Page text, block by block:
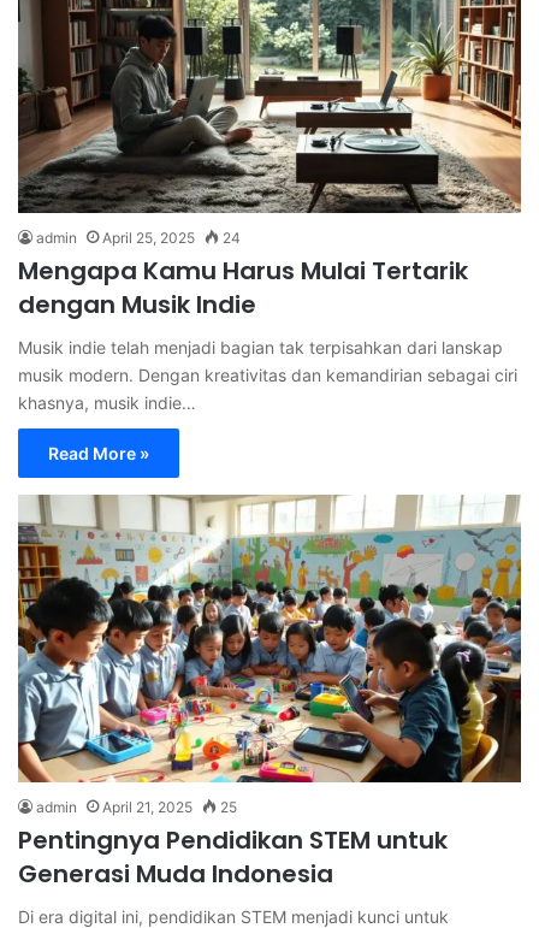
admin April 25, 2025 24
Mengapa Kamu Harus Mulai Tertarik
dengan Musik Indie
Musik indie telah menjadi bagian tak terpisahkan dari lanskap
musik modern. Dengan kreativitas dan kemandirian sebagai ciri
khasnya, musik indie…
Read More »
admin April 21, 2025 25
Pentingnya Pendidikan STEM untuk
Generasi Muda Indonesia
Di era digital ini, pendidikan STEM menjadi kunci untuk